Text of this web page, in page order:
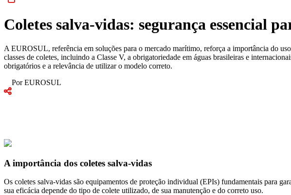
Coletes salva-vidas: segurança essencial
A EUROSUL, referência em soluções para o mercado marítimo, reforça a importância do
classes de coletes, incluindo a Classe V, a obrigatoriedade em águas brasileiras e
obrigatórios e a relevância de utilizar o modelo correto.
Por EUROSUL
A importância dos coletes salva-vidas
Os coletes salva-vidas são equipamentos de proteção individual (EPIs) fundamentais para
sua eficácia depende do tipo de colete utilizado, de sua manutenção e do correto uso.